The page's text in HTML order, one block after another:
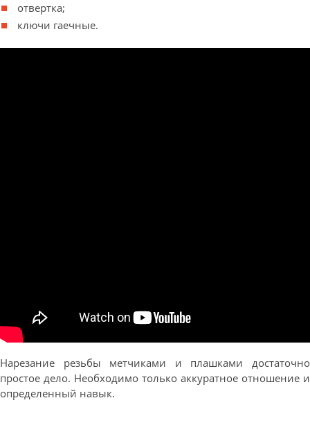
отвертка;
ключи гаечные.
Нарезание резьбы метчиками и плашками достаточно
простое дело. Необходимо только аккуратное отношение и
определенный навык.